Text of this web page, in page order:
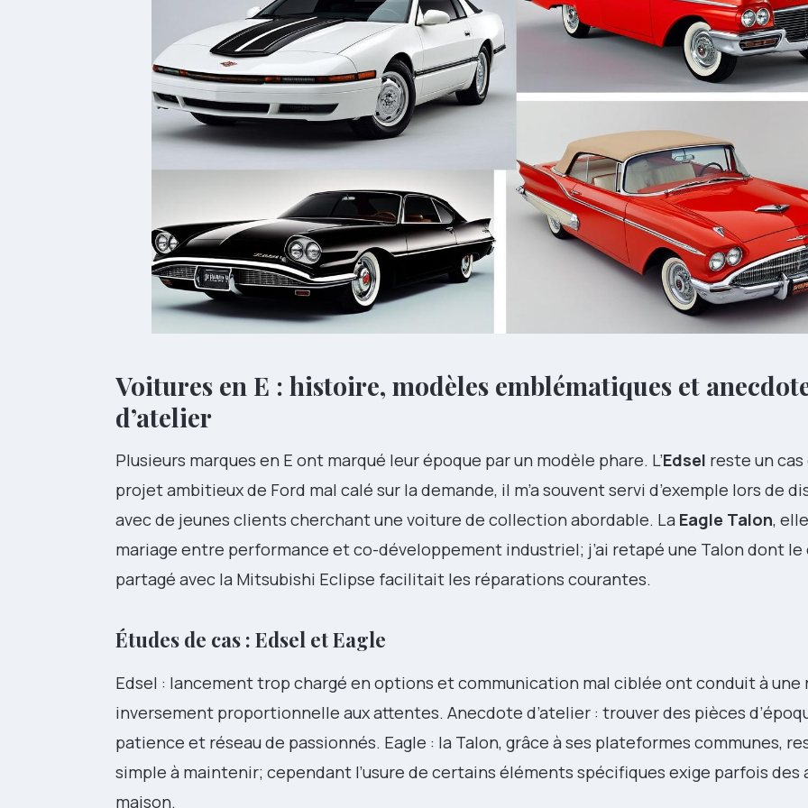
Voitures en E : histoire, modèles emblématiques et
d’atelier
Plusieurs marques en E ont marqué leur époque par un modèle phare. L’Edsel reste un cas
projet ambitieux de Ford mal calé sur la demande, il m’a souvent servi d’exemple lors de
avec de jeunes clients cherchant une voiture de collection abordable. La Eagle Talon,
mariage entre performance et co-développement industriel; j’ai retapé une Talon dont le
partagé avec la Mitsubishi Eclipse facilitait les réparations courantes.
Études de cas : Edsel et Eagle
Edsel : lancement trop chargé en options et communication mal ciblée ont conduit à une
inversement proportionnelle aux attentes. Anecdote d’atelier : trouver des pièces
patience et réseau de passionnés. Eagle : la Talon, grâce à ses plateformes communes,
simple à maintenir; cependant l’usure de certains éléments spécifiques exige parfois
maison.